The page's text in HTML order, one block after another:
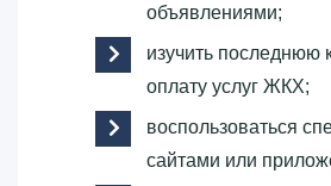
объявлениями;
изучить последнюю
оплату услуг ЖКХ;
воспользоваться
сайтами или